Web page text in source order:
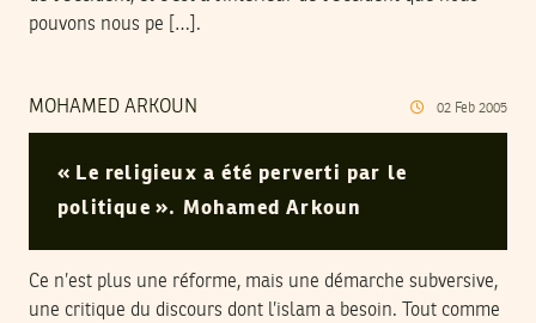
pouvons nous pe […].
MOHAMED ARKOUN 02 Feb 2005
« Le religieux a été perverti par le
politique ». Mohamed Arkoun
Ce n’est plus une réforme, mais une démarche subversive,
une critique du discours dont l’islam a besoin. Tout comme